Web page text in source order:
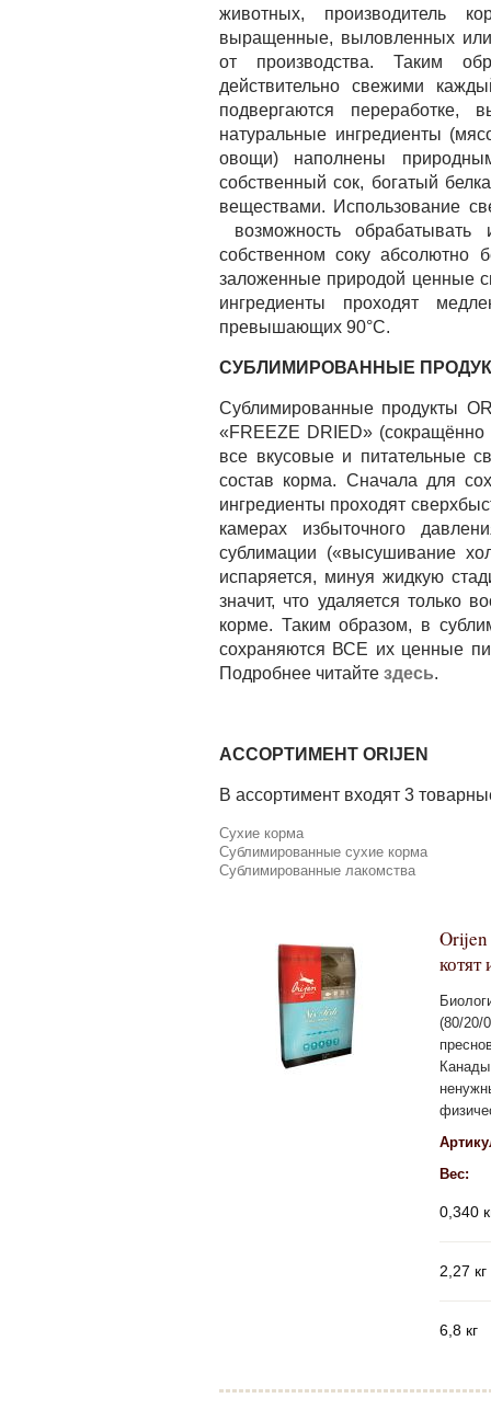
животных, производитель
выращенные, выловленных или
от производства. Таким
действительно свежими
подвергаются
натуральные ингредиенты
овощи) наполнены
собственный сок, богатый
веществами. Использование
возможность
собственном соку абсолютно
заложенные природой ценные
ингредиенты проходят
превышающих 90°C.
СУБЛИМИРОВАННЫЕ
Cублимированные продукты
«FREEZE DRIED»
все вкусовые и питательные
состав корма. Сначала для
ингредиенты проходят
камерах избыточного
сублимации («высушивание
испаряется, минуя жидкую
значит, что удаляется только
корме. Таким образом, в
сохраняются ВСЕ их ценные
Подробнее читайте здесь.
АССОРТИМЕНТ ORIJEN
В ассортимент входят 3
Сухие корма
Сублимированные сухие корма
Сублимированные лакомства
котят
(80/20/
Вес:
0,340
2,27 кг
6,8 кг